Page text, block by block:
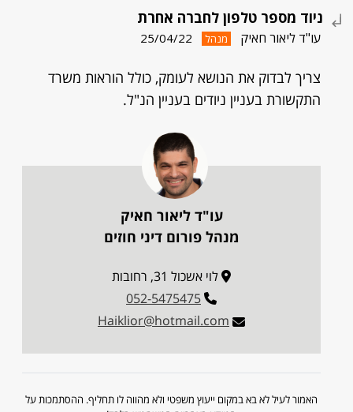
ניוד מספר טלפון לחברה אחרת
עו"ד ליאור חאיק מנהל 25/04/22
צריך לבדוק את הנושא לעומק, כולל הוראות משרד
התקשורת בעניין ניודים בעניין הנ"ל.
עו"ד ליאור חאיק
מנהל פורום דיני חוזים
לוי אשכול 31, רחובות
052-5475475
Haiklior@hotmail.com
האמור לעיל לא בא במקום ייעוץ משפטי ולא מהווה לו תחליף. ההסתמכות על